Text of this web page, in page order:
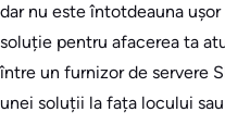
dar nu este întotdeauna
soluție pentru afacerea ta
între un furnizor de servere
unei soluții la fața locului